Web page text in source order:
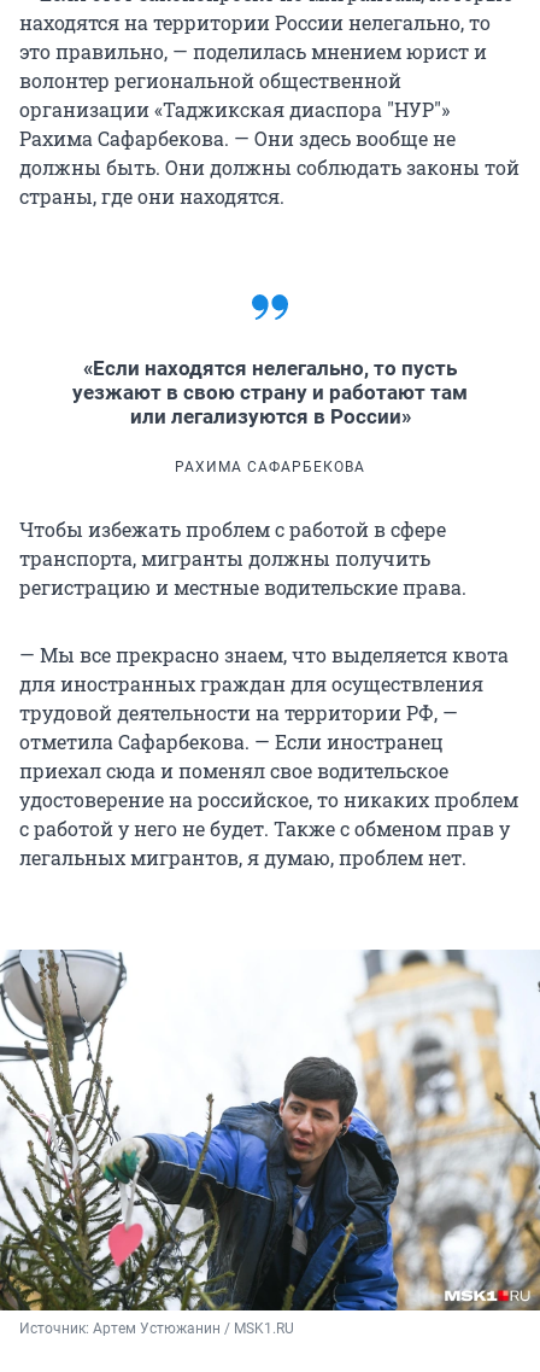
находятся на территории России нелегально, то
это правильно, — поделилась мнением юрист и
волонтер региональной общественной
организации «Таджикская диаспора "НУР"»
Рахима Сафарбекова. — Они здесь вообще не
должны быть. Они должны соблюдать законы той
страны, где они находятся.
«Если находятся нелегально, то пусть
уезжают в свою страну и работают там
или легализуются в России»
РАХИМА САФАРБЕКОВА
Чтобы избежать проблем с работой в сфере
транспорта, мигранты должны получить
регистрацию и местные водительские права.
— Мы все прекрасно знаем, что выделяется квота
для иностранных граждан для осуществления
трудовой деятельности на территории РФ, —
отметила Сафарбекова. — Если иностранец
приехал сюда и поменял свое водительское
удостоверение на российское, то никаких проблем
с работой у него не будет. Также с обменом прав у
легальных мигрантов, я думаю, проблем нет.
Источник: Артем Устюжанин / MSK1.RU